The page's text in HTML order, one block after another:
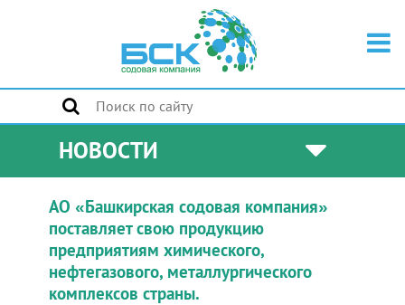
НОВОСТИ
АО «Башкирская содовая компания»
поставляет свою продукцию
предприятиям химического,
нефтегазового, металлургического
комплексов страны.